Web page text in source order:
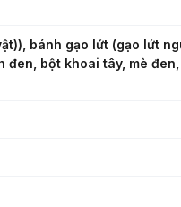
bánh gạo lứt (gạo lứt
bột khoai tây, mè đen,